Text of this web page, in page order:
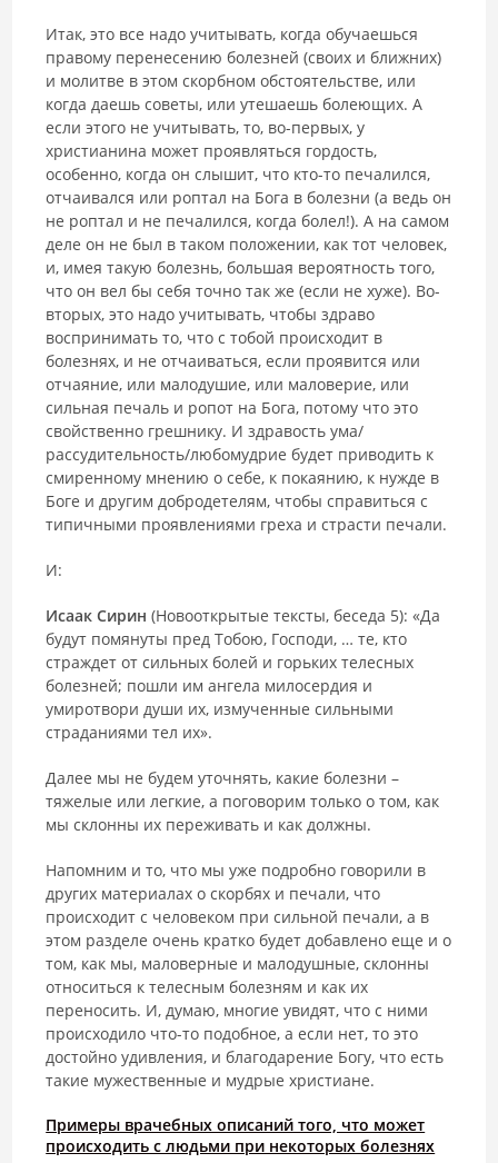
Итак, это все надо учитывать, когда обучаешься
правому перенесению болезней (своих и ближних)
и молитве в этом скорбном обстоятельстве, или
когда даешь советы, или утешаешь болеющих. А
если этого не учитывать, то, во-первых, у
христианина может проявляться гордость,
особенно, когда он слышит, что кто-то печалился,
отчаивался или роптал на Бога в болезни (а ведь он
не роптал и не печалился, когда болел!). А на самом
деле он не был в таком положении, как тот человек,
и, имея такую болезнь, большая вероятность того,
что он вел бы себя точно так же (если не хуже). Во-
вторых, это надо учитывать, чтобы здраво
воспринимать то, что с тобой происходит в
болезнях, и не отчаиваться, если проявится или
отчаяние, или малодушие, или маловерие, или
сильная печаль и ропот на Бога, потому что это
свойственно грешнику. И здравость ума/
рассудительность/любомудрие будет приводить к
смиренному мнению о себе, к покаянию, к нужде в
Боге и другим добродетелям, чтобы справиться с
типичными проявлениями греха и страсти печали.
И:
Исаак Сирин (Новооткрытые тексты, беседа 5): «Да
будут помянуты пред Тобою, Господи, … те, кто
страждет от сильных болей и горьких телесных
болезней; пошли им ангела милосердия и
умиротвори души их, измученные сильными
страданиями тел их».
Далее мы не будем уточнять, какие болезни –
тяжелые или легкие, а поговорим только о том, как
мы склонны их переживать и как должны.
Напомним и то, что мы уже подробно говорили в
других материалах о скорбях и печали, что
происходит с человеком при сильной печали, а в
этом разделе очень кратко будет добавлено еще и о
том, как мы, маловерные и малодушные, склонны
относиться к телесным болезням и как их
переносить. И, думаю, многие увидят, что с ними
происходило что-то подобное, а если нет, то это
достойно удивления, и благодарение Богу, что есть
такие мужественные и мудрые христиане.
Примеры врачебных описаний того, что может
происходить с людьми при некоторых болезнях